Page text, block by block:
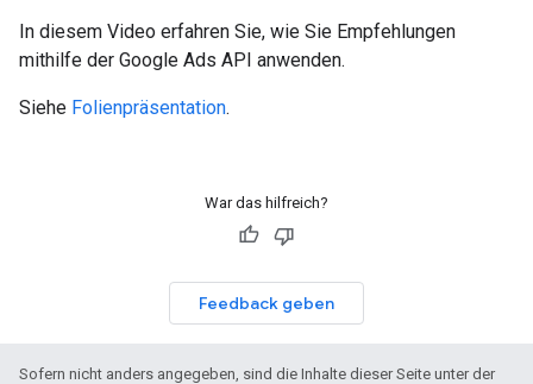
In diesem Video erfahren Sie, wie Sie Empfehlungen
mithilfe der Google Ads API anwenden.
Siehe Folienpräsentation.
War das hilfreich?
Feedback geben
Sofern nicht anders angegeben, sind die Inhalte dieser Seite unter der